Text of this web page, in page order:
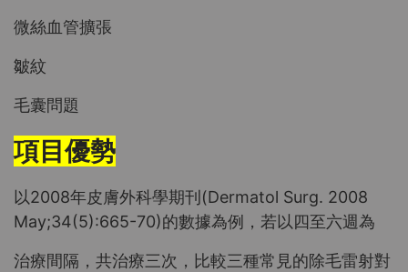
微絲血管擴張
皺紋
毛囊問題
項目優勢
以2008年皮膚外科學期刊(Dermatol Surg. 2008
May;34(5):665-70)的數據為例，若以四至六週為
治療間隔，共治療三次，比較三種常見的除毛雷射對